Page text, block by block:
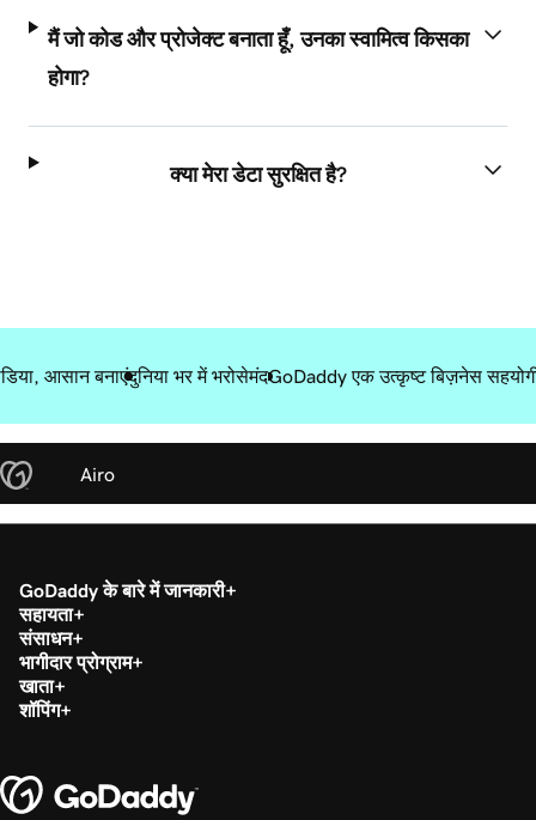
मैं जो कोड और प्रोजेक्ट बनाता हूँ, उनका स्वामित्व किसका
होगा?
क्या मेरा डेटा सुरक्षित है?
आसान बनाएंदुनिया भर में भरोसेमंदGoDaddy एक उत्कृष्ट बिज़नेस
Airo
GoDaddy के बारे में जानकारी
सहायता
संसाधन
भागीदार प्रोग्राम
खाता
शॉपिंग